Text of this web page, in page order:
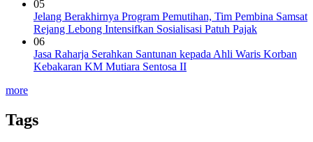
05
Jelang Berakhirnya Program Pemutihan, Tim Pembina Samsat
Rejang Lebong Intensifkan Sosialisasi Patuh Pajak
06
Jasa Raharja Serahkan Santunan kepada Ahli Waris Korban
Kebakaran KM Mutiara Sentosa II
more
Tags